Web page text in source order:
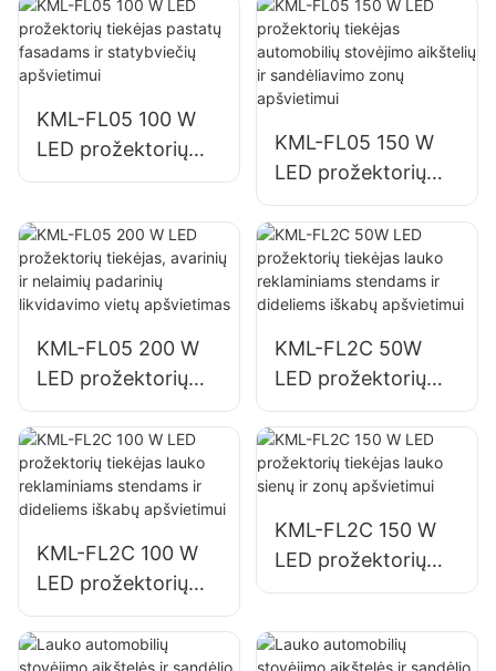
KML-FL05 100 W
LED prožektorių
tiekėjas pastatų
statybviečių
apšvietimui
KML-FL05 150 W
LED prožektorių
tiekėjas automobilių
stovėjimo aikštelių
ir sandėliavimo
zonų apšvietimui
KML-FL05 200 W
LED prožektorių
tiekėjas, avarinių ir
nelaimių padarinių
likvidavimo vietų
apšvietimas
KML-FL2C 50W
LED prožektorių
tiekėjas lauko
reklaminiams
stendams ir
dideliems iškabų
apšvietimui
KML-FL2C 100 W
LED prožektorių
tiekėjas lauko
reklaminiams
KML-FL2C 150 W
LED prožektorių
tiekėjas lauko sienų